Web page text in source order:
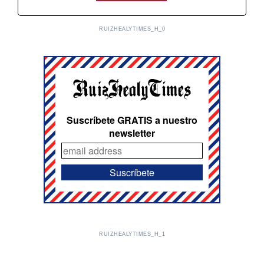
RUIZHEALYTIMES_H_0
Suscríbete GRATIS a nuestro
newsletter
RUIZHEALYTIMES_H_1